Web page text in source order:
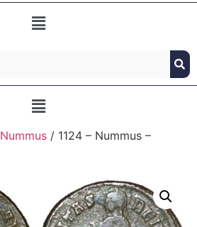
Nummus / 1124 – Nummus –